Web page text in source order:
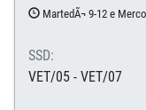
MartedÃ¬ 9-12 e
SSD:
VET/05 - VET/07